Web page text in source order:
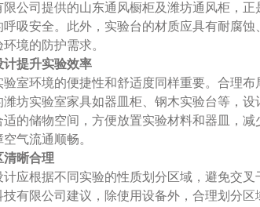
限公司提供的山东通风橱柜及潍坊通风柜，
吸安全。此外，实验台的材质应具有耐腐
境的防护需求。
计提升实验效率
验室环境的便捷性和舒适度同样重要。合理
潍坊实验室家具如器皿柜、钢木实验台等，
适的储物空间，方便放置实验材料和器皿，
气流通顺畅。
清晰合理
计应根据不同实验的性质划分区域，避免交
技有限公司建议，除使用设备外，合理划分